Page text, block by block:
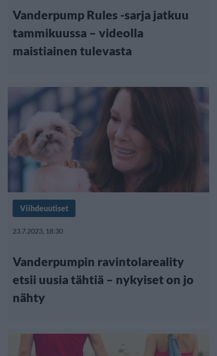
Vanderpump Rules -sarja jatkuu
tammikuussa – videolla
maistiainen tulevasta
Viihdeuutiset
23.7.2023, 18:30
Vanderpumpin ravintolareality
etsii uusia tähtiä – nykyiset on jo
nähty